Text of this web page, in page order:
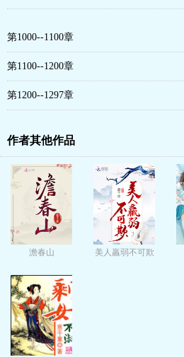
第1000--1100章
第1100--1200章
第1200--1297章
作者其他作品
澹春山 美人羸弱不可欺